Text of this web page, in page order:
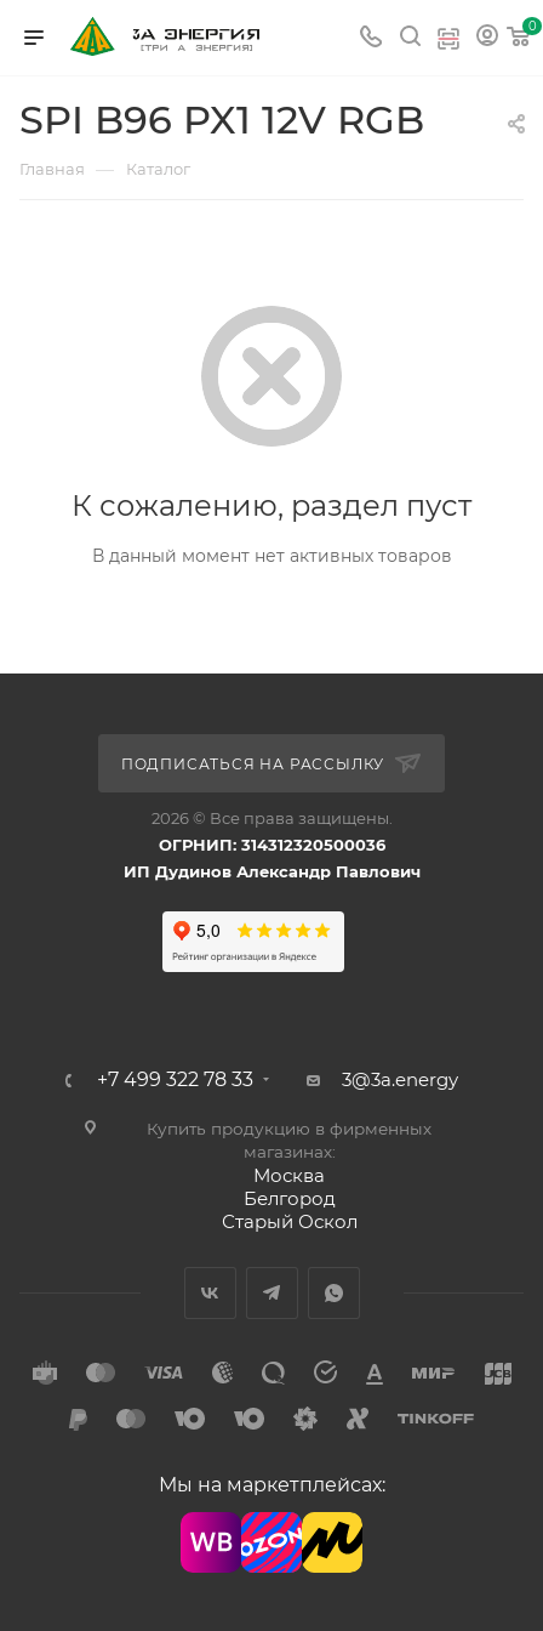
0
SPI B96 PX1 12V RGB
Главная — Каталог
К сожалению, раздел пуст
В данный момент нет активных товаров
ПОДПИСАТЬСЯ НА РАССЫЛКУ
2026 © Все права защищены.
ОГРНИП: 314312320500036
ИП Дудинов Александр Павлович
+7 499 322 78 33 3@3a.energy
Купить продукцию в фирменных
магазинах:
Москва
Белгород
Старый Оскол
Мы на маркетплейсах: